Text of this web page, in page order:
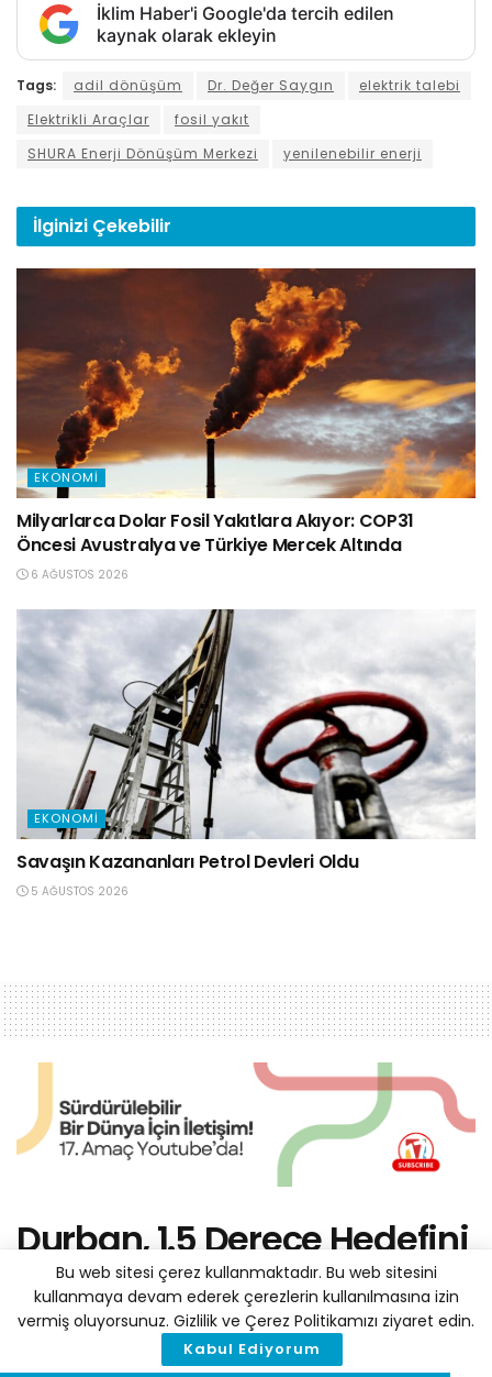
İklim Haber'i Google'da tercih edilen
kaynak olarak ekleyin
Tags: adil dönüşüm Dr. Değer Saygın
elektrik talebi
Elektrikli Araçlar
fosil yakıt
SHURA Enerji Dönüşüm Merkezi
yenilenebilir enerji
İlginizi Çekebilir
EKONOMI
Milyarlarca Dolar Fosil Yakıtlara Akıyor: COP31
Öncesi Avustralya ve Türkiye Mercek Altında
6 AĞUSTOS 2026
EKONOMI
Savaşın Kazananları Petrol Devleri Oldu
5 AĞUSTOS 2026
Durban, 1.5 Derece Hedefini
Baz Alarak Eylem Planı
Hazırladı
13 Mart 2020
Bu web sitesi çerez kullanmaktadır. Bu web sitesini
kullanmaya devam ederek çerezlerin kullanılmasına izin
vermiş oluyorsunuz. Gizlilik ve Çerez Politikamızı ziyaret edin.
Kabul Ediyorum